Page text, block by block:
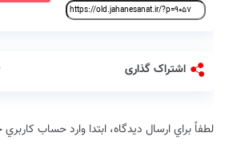
اشتراک گذاری
لطفاً براي ارسال دیدگاه، ابتدا وارد حساب